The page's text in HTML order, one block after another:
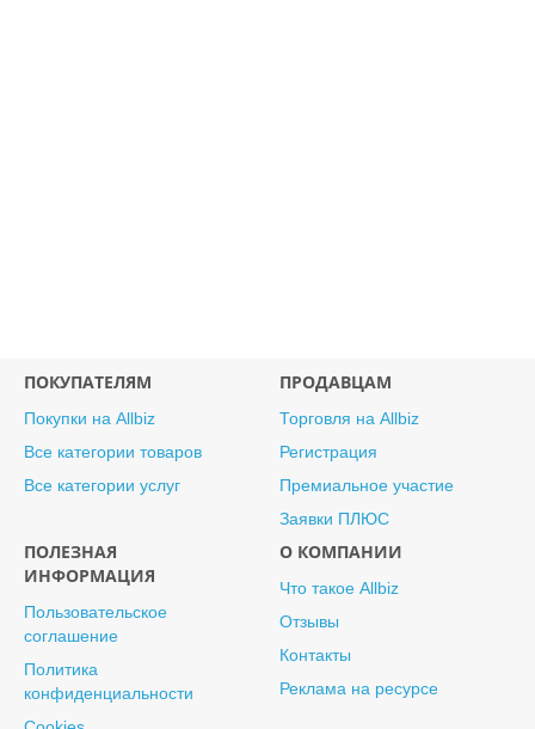
ПОКУПАТЕЛЯМ
Покупки на Allbiz
Все категории товаров
Все категории услуг
ПРОДАВЦАМ
Торговля на Allbiz
Регистрация
Премиальное участие
Заявки ПЛЮС
ПОЛЕЗНАЯ
ИНФОРМАЦИЯ
Пользовательское
соглашение
Политика
конфиденциальности
О КОМПАНИИ
Что такое Allbiz
Отзывы
Контакты
Реклама на ресурсе